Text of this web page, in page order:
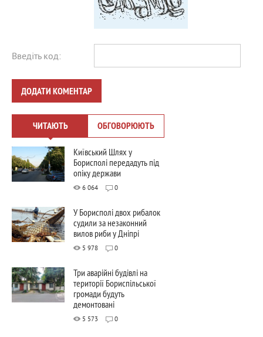
Введіть код:
ДОДАТИ КОМЕНТАР
ЧИТАЮТЬ ОБГОВОРЮЮТЬ
Київський Шлях у
Борисполі передадуть під
опіку держави
6 064 0
У Борисполі двох рибалок
судили за незаконний
вилов риби у Дніпрі
5 978 0
Три аварійні будівлі на
території Бориспільської
громади будуть
демонтовані
5 573 0